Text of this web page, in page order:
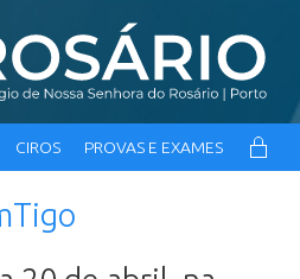
CIROS PROVAS E EXAMES